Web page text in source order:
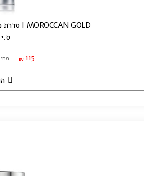
MOROCCAN GOLD | סדרת כמהין | מסכה ללא שטיפה | 250 מ"ל
₪ 115 מחיר ל-